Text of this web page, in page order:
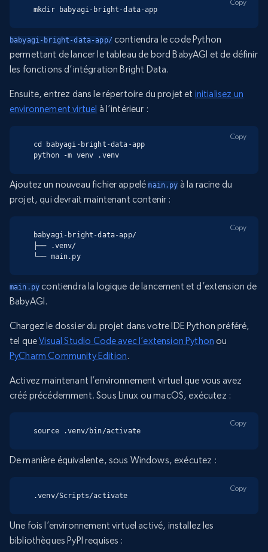
mkdir babyagi-bright-data-app
Copy
babyagi-bright-data-app/contiendra le code Python
permettant de lancer le tableau de bord BabyAGI et de définir
les fonctions d’intégration Bright Data.
Ensuite, entrez dans le répertoire du projet et initialisez un
environnement virtuel à l’intérieur :
cd babyagi-bright-data-app
python -m venv .venv
Copy
Ajoutez un nouveau fichier appelémain.py à la racine du
projet, qui devrait maintenant contenir :
babyagi-bright-data-app/
├── .venv/
└── main.py
Copy
main.py contiendra la logique de lancement et d’extension de
BabyAGI.
Chargez le dossier du projet dans votre IDE Python préféré,
tel queVisual Studio Code avec l’extension Python ou
PyCharm Community Edition.
Activez maintenant l’environnement virtuel que vous avez
créé précédemment. Sous Linux ou macOS, exécutez :
source .venv/bin/activate
Copy
De manière équivalente, sous Windows, exécutez :
.venv/Scripts/activate
Copy
Une fois l’environnement virtuel activé, installez les
bibliothèques PyPI requises :